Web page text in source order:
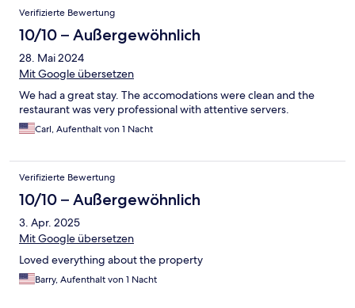
Verifizierte Bewertung
10/10 – Außergewöhnlich
28. Mai 2024
Mit Google übersetzen
We had a great stay. The accomodations were clean and the
restaurant was very professional with attentive servers.
Carl, Aufenthalt von 1 Nacht
Verifizierte Bewertung
10/10 – Außergewöhnlich
3. Apr. 2025
Mit Google übersetzen
Loved everything about the property
Barry, Aufenthalt von 1 Nacht